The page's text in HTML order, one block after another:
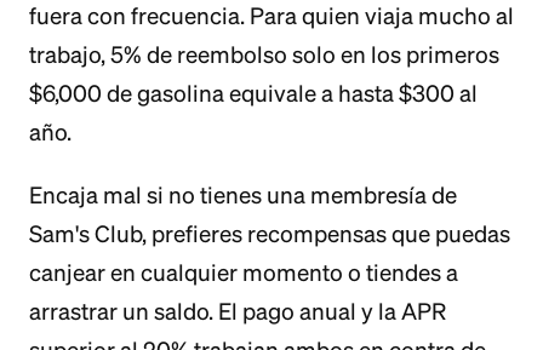
fuera con frecuencia. Para quien viaja mucho al
trabajo, 5% de reembolso solo en los primeros
$6,000 de gasolina equivale a hasta $300 al
año.
Encaja mal si no tienes una membresía de
Sam's Club, prefieres recompensas que puedas
canjear en cualquier momento o tiendes a
arrastrar un saldo. El pago anual y la APR